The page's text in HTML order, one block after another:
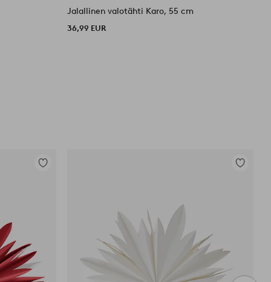
Jalallinen valotähti Karo, 55 cm
36,99 EUR
Lisää
Lisää